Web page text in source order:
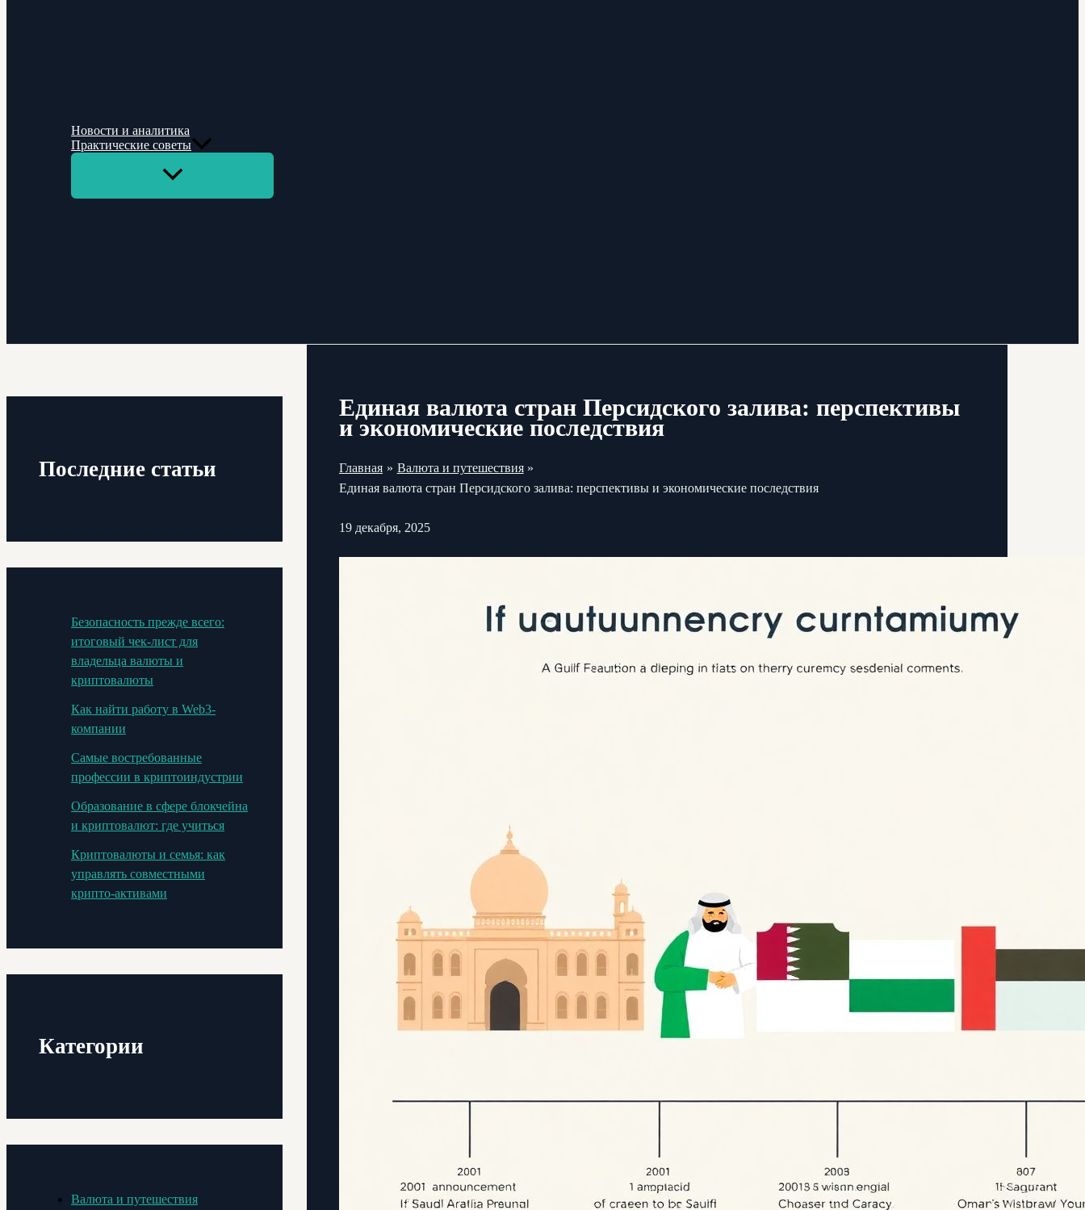
Новости и аналитика
Практические советы
Переключатель
Последние статьи
Безопасность прежде всего:
итоговый чек-лист для
владельца валюты и
криптовалюты
Как найти работу в Web3-
компании
Самые востребованные
профессии в криптоиндустрии
Образование в сфере блокчейна
и криптовалют: где учиться
Криптовалюты и семья: как
управлять совместными
крипто-активами
Категории
Валюта и путешествия
Единая валюта стран Персидского залива: перспективы
и экономические последствия
Главная
Валюта и путешествия
Единая валюта стран Персидского залива: перспективы и экономические последствия
19 декабря, 2025